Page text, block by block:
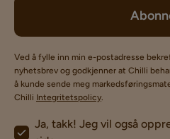
Ved å fylle inn min e-postadresse
nyhetsbrev og godkjenner at Chilli
å kunde sende meg
Chilli Integritetspolicy.
Ja, takk! Jeg vil også